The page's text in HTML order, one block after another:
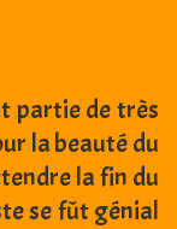
partie de très
la beauté du
la fin du
se fût génial